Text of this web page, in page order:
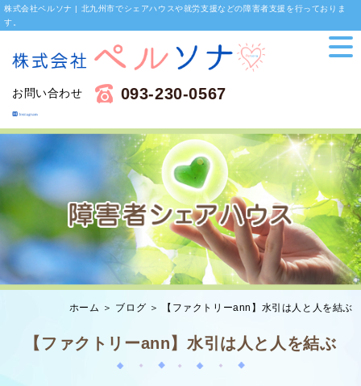
株式会社ペルソナ | 北九州市でシェアハウスや就労支援などの障害者支援を行っておりま
す。
お問い合わせ 093-230-0567
ホーム ＞ ブログ ＞ 【ファクトリーann】水引は人と人を結ぶ
【ファクトリーann】水引は人と人を結ぶ